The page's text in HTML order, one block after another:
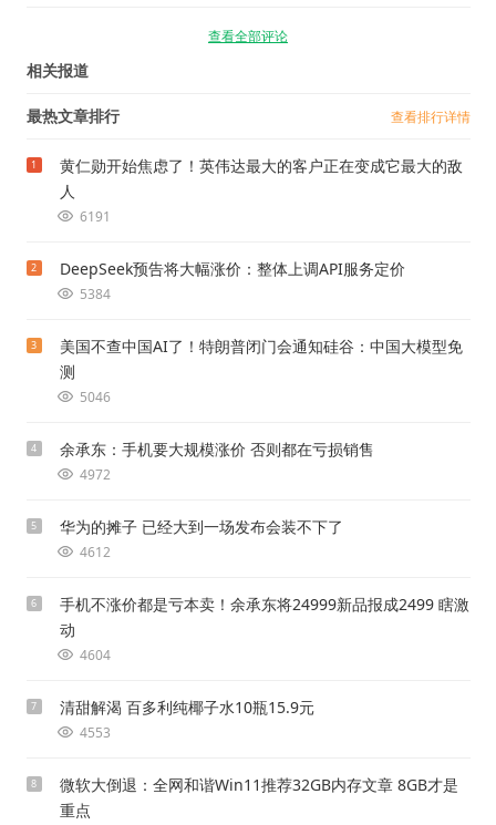
查看全部评论
相关报道
最热文章排行 查看排行详情
1
黄仁勋开始焦虑了！英伟达最大的客户正在变成它最大的敌
人
6191
2 DeepSeek预告将大幅涨价：整体上调API服务定价
5384
3
美国不查中国AI了！特朗普闭门会通知硅谷：中国大模型免
测
5046
4 余承东：手机要大规模涨价 否则都在亏损销售
4972
5 华为的摊子 已经大到一场发布会装不下了
4612
6
手机不涨价都是亏本卖！余承东将24999新品报成2499 瞎激
动
4604
7 清甜解渴 百多利纯椰子水10瓶15.9元
4553
8
微软大倒退：全网和谐Win11推荐32GB内存文章 8GB才是
重点